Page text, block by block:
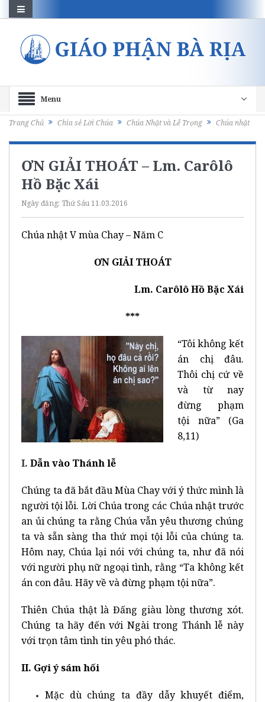
Menu
Trang Chủ Chia sẻ Lời Chúa Chúa Nhật và Lễ Trọng Chúa nhật
ƠN GIẢI THOÁT – Lm. Carôlô
Hồ Bặc Xái
Ngày đăng: Thứ Sáu 11.03.2016
Chúa nhật V mùa Chay – Năm C
ƠN GIẢI THOÁT
Lm. Carôlô Hồ Bặc Xái
***
“Tôi không kết
án chị đâu.
Thôi chị cứ về
và từ nay
đừng phạm
tội nữa” (Ga
8,11)
I. Dẫn vào Thánh lễ
Chúng ta đã bắt đầu Mùa Chay với ý thức mình là
người tội lỗi. Lời Chúa trong các Chúa nhật trước
an ủi chúng ta rằng Chúa vẫn yêu thương chúng
ta và sẵn sàng tha thứ mọi tội lỗi của chúng ta.
Hôm nay, Chúa lại nói với chúng ta, như đã nói
với người phụ nữ ngoại tình, rằng “Ta không kết
án con đâu. Hãy về và đừng phạm tội nữa”.
Thiên Chúa thật là Đấng giàu lòng thương xót.
Chúng ta hãy đến với Ngài trong Thánh lễ này
với trọn tâm tình tin yêu phó thác.
II. Gợi ý sám hối
Mặc dù chúng ta đầy dẫy khuyết điểm,